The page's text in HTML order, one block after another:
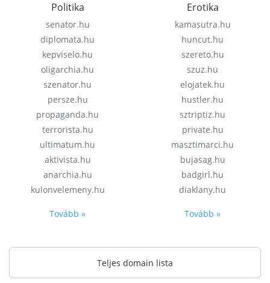
Politika
senator.hu
diplomata.hu
kepviselo.hu
oligarchia.hu
szenator.hu
persze.hu
propaganda.hu
terrorista.hu
ultimatum.hu
aktivista.hu
anarchia.hu
kulonvelemeny.hu
Tovább »
Erotika
kamasutra.hu
huncut.hu
szereto.hu
szuz.hu
elojatek.hu
hustler.hu
sztriptiz.hu
private.hu
masztimarci.hu
bujasag.hu
badgirl.hu
diaklany.hu
Tovább »
Teljes domain lista